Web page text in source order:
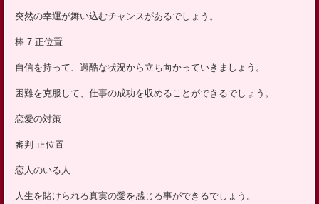
突然の幸運が舞い込むチャンスがあるでしょう。
棒 7 正位置
自信を持って、過酷な状況から立ち向かっていきましょう。
困難を克服して、仕事の成功を収めることができるでしょう。
恋愛の対策
審判 正位置
恋人のいる人
人生を賭けられる真実の愛を感じる事ができるでしょう。